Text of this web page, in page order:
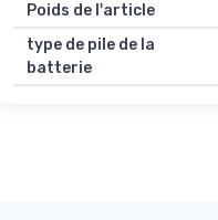
Poids de l'article
type de pile de la
batterie